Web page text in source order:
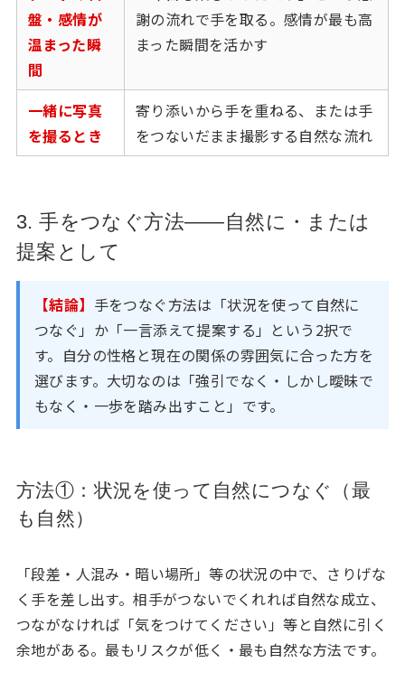
盤・感情が
温まった瞬
間
謝の流れで手を取る。感情が最も高
まった瞬間を活かす
一緒に写真
を撮るとき
寄り添いから手を重ねる、または手
をつないだまま撮影する自然な流れ
3. 手をつなぐ方法——自然に・または
提案として
【結論】 手をつなぐ方法は「状況を使って自然に
つなぐ」か「一言添えて提案する」という2択で
す。自分の性格と現在の関係の雰囲気に合った方を
選びます。大切なのは「強引でなく・しかし曖昧で
もなく・一歩を踏み出すこと」です。
方法①：状況を使って自然につなぐ（最
も自然）
「段差・人混み・暗い場所」等の状況の中で、さりげな
く手を差し出す。相手がつないでくれれば自然な成立、
つながなければ「気をつけてください」等と自然に引く
余地がある。最もリスクが低く・最も自然な方法です。